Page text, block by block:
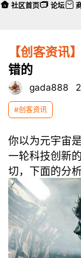
【创客资讯】
错的
gada888
#创客资讯
你以为元宇宙
一轮科技创新的
切，下面的分
社区首页 论坛